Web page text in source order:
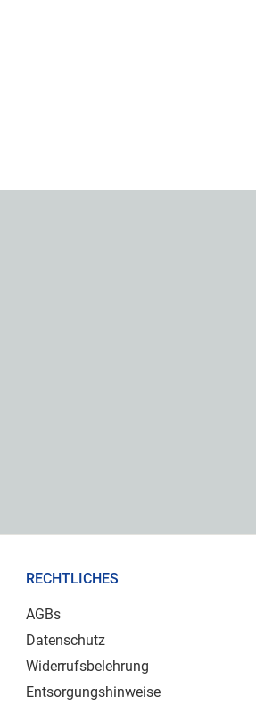
RECHTLICHES
AGBs
Datenschutz
Widerrufsbelehrung
Entsorgungshinweise